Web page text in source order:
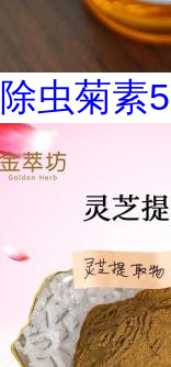
除虫菊素